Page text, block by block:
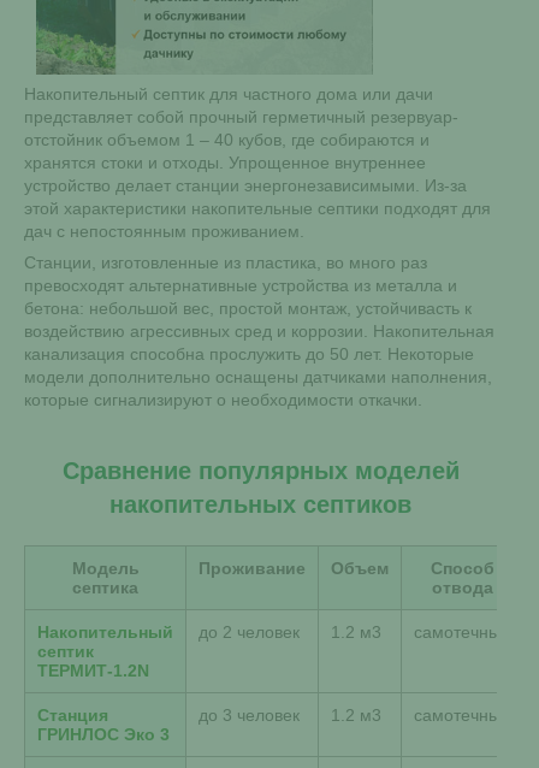
Накопительный септик для частного дома или дачи
представляет собой прочный герметичный резервуар-
отстойник объемом 1 – 40 кубов, где собираются и
хранятся стоки и отходы. Упрощенное внутреннее
устройство делает станции энергонезависимыми. Из-за
этой характеристики накопительные септики подходят для
дач с непостоянным проживанием.
Станции, изготовленные из пластика, во много раз
превосходят альтернативные устройства из металла и
бетона: небольшой вес, простой монтаж, устойчивасть к
воздействию агрессивных сред и коррозии. Накопительная
канализация способна прослужить до 50 лет. Некоторые
модели дополнительно оснащены датчиками наполнения,
которые сигнализируют о необходимости откачки.
Сравнение популярных моделей
накопительных септиков
Модель
септика
Проживание Объем
Способ
отвода
Накопительный
септик
ТЕРМИТ-1.2N
до 2 человек 1.2 м3 самотечный
Станция
ГРИНЛОС Эко 3
до 3 человек 1.2 м3 самотечный